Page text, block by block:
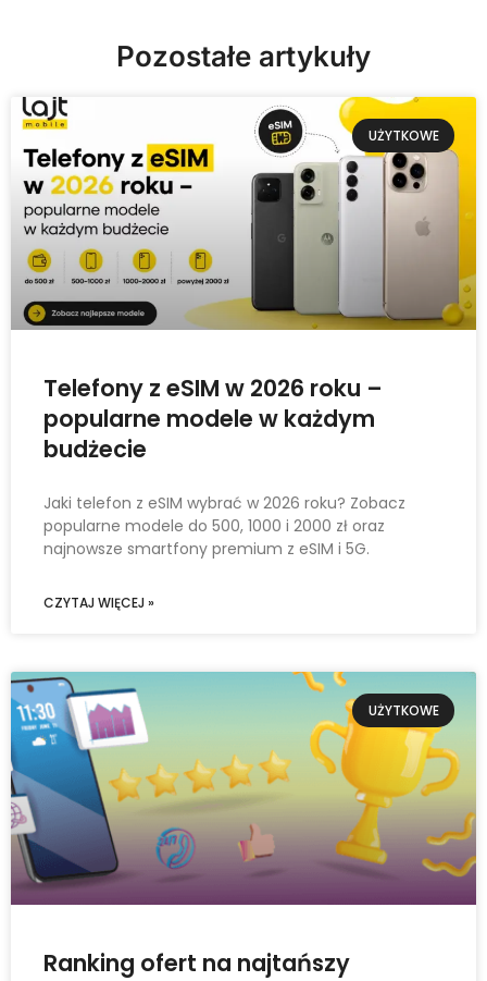
Pozostałe artykuły
UŻYTKOWE
Telefony z eSIM w 2026 roku –
popularne modele w każdym
budżecie
Jaki telefon z eSIM wybrać w 2026 roku? Zobacz
popularne modele do 500, 1000 i 2000 zł oraz
najnowsze smartfony premium z eSIM i 5G.
CZYTAJ WIĘCEJ »
UŻYTKOWE
Ranking ofert na najtańszy